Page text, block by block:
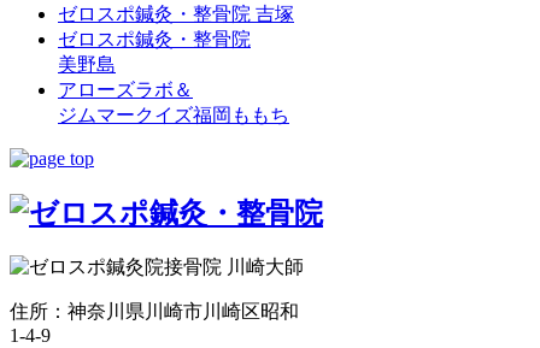
ゼロスポ鍼灸・整骨院 吉塚
ゼロスポ鍼灸・整骨院
美野島
アローズラボ＆
ジムマークイズ福岡ももち
住所：神奈川県川崎市川崎区昭和
1-4-9